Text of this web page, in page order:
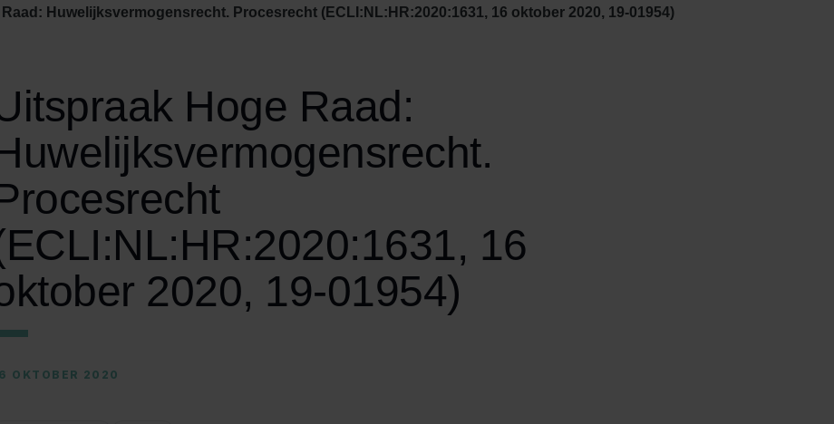
Huwelijksvermogensrecht. Procesrecht (ECLI:NL:HR:2020:1631, 16 oktober 2020, 19-01954)
Hoge Raad:
16
2020, 19-01954)
OKTOBER 2020